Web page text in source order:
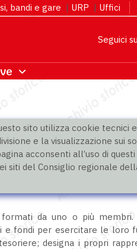
sito utilizza cookie tecnici
e la visualizzazione sui
acconsenti all’uso di
siti del Consiglio regionale
bandi e gare | URP | Uffici
Seguici
da uno o più
fondi per esercitare le loro
designa i propri